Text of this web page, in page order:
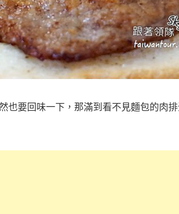
也要回味一下，那滿到看不見麵包的肉